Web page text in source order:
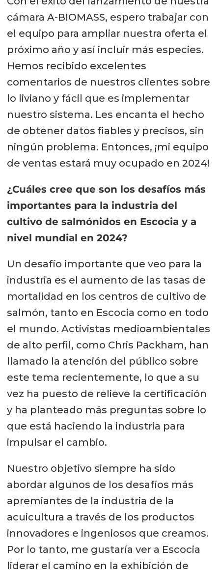
cámara A-BIOMASS, espero trabajar con
el equipo para ampliar nuestra oferta el
próximo año y así incluir más especies.
Hemos recibido excelentes
comentarios de nuestros clientes sobre
lo liviano y fácil que es implementar
nuestro sistema. Les encanta el hecho
de obtener datos fiables y precisos, sin
ningún problema. Entonces, ¡mi equipo
de ventas estará muy ocupado en 2024!
¿Cuáles cree que son los desafíos más
importantes para la industria del
cultivo de salmónidos en Escocia y a
nivel mundial en 2024?
Un desafío importante que veo para la
industria es el aumento de las tasas de
mortalidad en los centros de cultivo de
salmón, tanto en Escocia como en todo
el mundo. Activistas medioambientales
de alto perfil, como Chris Packham, han
llamado la atención del público sobre
este tema recientemente, lo que a su
vez ha puesto de relieve la certificación
y ha planteado más preguntas sobre lo
que está haciendo la industria para
impulsar el cambio.
Nuestro objetivo siempre ha sido
abordar algunos de los desafíos más
apremiantes de la industria de la
acuicultura a través de los productos
innovadores e ingeniosos que creamos.
Por lo tanto, me gustaría ver a Escocia
liderar el camino en la exhibición de